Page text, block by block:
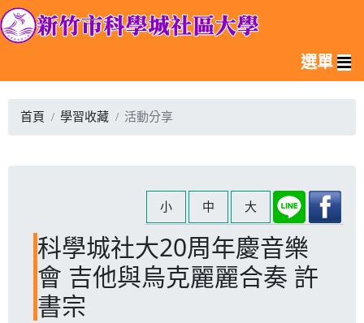
選單
首頁 學習收藏 活動分享
小 中 大
科學城社大20周年慶音樂
會 吉他與烏克麗麗合奏 許
書宗